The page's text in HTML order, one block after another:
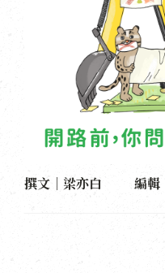
撰文｜梁亦白 編輯